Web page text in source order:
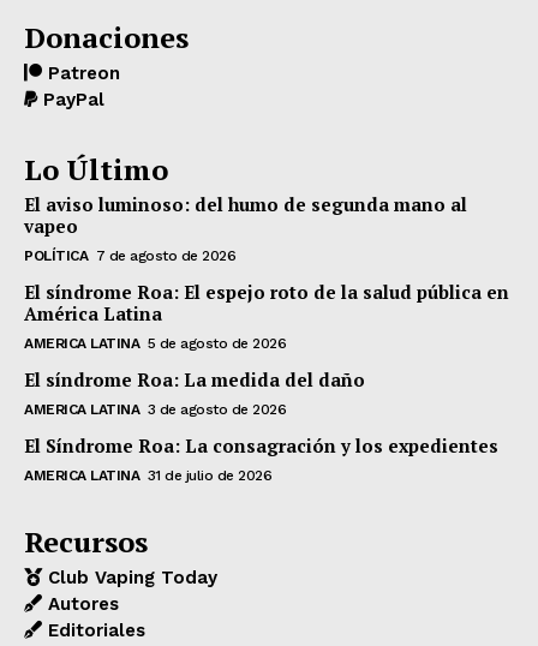
Donaciones
Patreon
PayPal
Lo Último
El aviso luminoso: del humo de segunda mano al
vapeo
POLÍTICA 7 de agosto de 2026
El síndrome Roa: El espejo roto de la salud pública en
América Latina
AMERICA LATINA 5 de agosto de 2026
El síndrome Roa: La medida del daño
AMERICA LATINA 3 de agosto de 2026
El Síndrome Roa: La consagración y los expedientes
AMERICA LATINA 31 de julio de 2026
Recursos
Club Vaping Today
Autores
Editoriales